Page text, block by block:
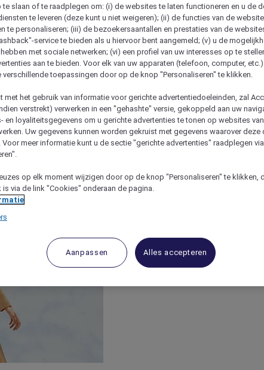
te slaan of te raadplegen om: (i) de websites te laten functioneren en u de
te leveren (deze kunt u niet weigeren); (ii) de functies van de
te personaliseren; (iii) de bezoekersaantallen en prestaties van de
service te bieden als u hiervoor bent aangemeld; (v) u de
met sociale netwerken; (vi) een profiel van uw interesses op te
aan te bieden. Voor elk van uw apparaten (telefoon, computer,
verschillende toepassingen door op de knop "Personaliseren" te klikken.
met het gebruik van informatie voor gerichte advertentiedoeleinden, zal
verstrekt) verwerken in een "gehashte" versie, gekoppeld aan uw
en loyaliteitsgegevens om u gerichte advertenties te tonen op websites
Uw gegevens kunnen worden gekruist met gegevens waarover deze
Voor meer informatie kunt u de sectie "gerichte advertenties" raadplegen
op elk moment wijzigen door op de knop "Personaliseren" te klikken,
via de link "Cookies" onderaan de pagina.
Aanpassen Alles accepteren